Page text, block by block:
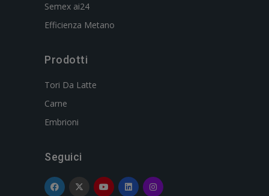
Semex ai24
Efficienza Metano
Prodotti
Tori Da Latte
Carne
Embrioni
Seguici